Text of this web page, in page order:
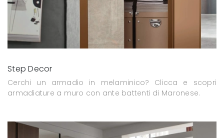
Step Decor
Cerchi un armadio in melaminico? Clicca e scopri
armadiature a muro con ante battenti di Maronese.